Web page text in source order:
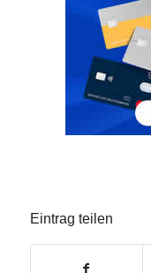
Eintrag teilen